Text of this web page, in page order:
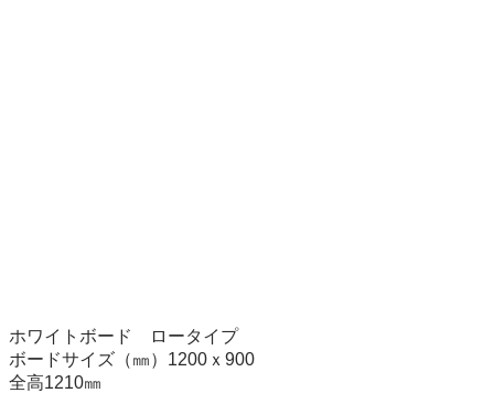
ホワイトボード　ロータイプ
ボードサイズ（㎜）1200ｘ900
全高1210㎜